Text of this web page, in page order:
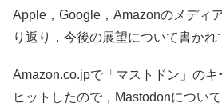
Apple，Google，Amazonのメディ
り返り，今後の展望について書かれ
Amazon.co.jpで「マストドン」のキ
ヒットしたので，Mastodonについ